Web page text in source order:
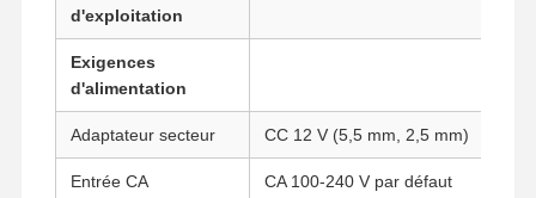
Aperçu Produits
A Propos De
Nous
Visite D'usine
d'exploitation
Exigences
d'alimentation
Adaptateur secteur CC 12 V (5,5 mm, 2,5 mm)
Entrée CA CA 100-240 V par défaut